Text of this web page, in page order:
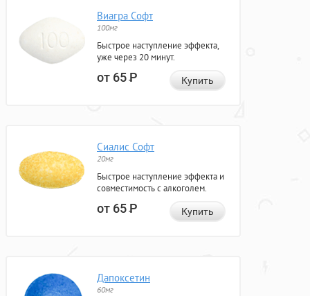
Виагра Софт
100мг
Быстрое наступление эффекта,
уже через 20 минут.
от 65Р Купить
Сиалис Софт
20мг
Быстрое наступление эффекта и
совместимость с алкоголем.
от 65Р Купить
Дапоксетин
60мг